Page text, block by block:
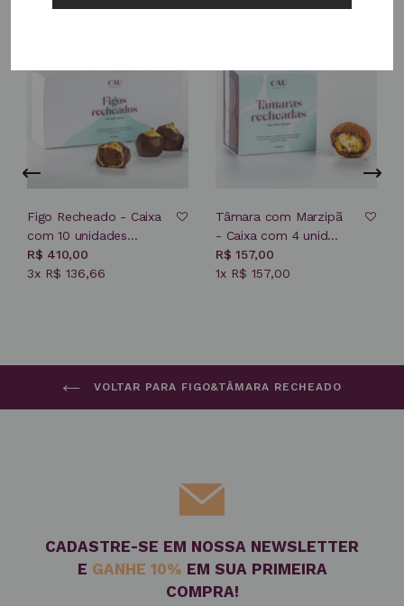
Figo Recheado - Caixa
com 10 unidades...
R$ 410,00
3x R$ 136,66
Tâmara com Marzipã
- Caixa com 4 unid...
R$ 157,00
1x R$ 157,00
VOLTAR PARA FIGO&TÂMARA RECHEADO
CADASTRE-SE EM NOSSA NEWSLETTER
E GANHE 10% EM SUA PRIMEIRA
COMPRA!